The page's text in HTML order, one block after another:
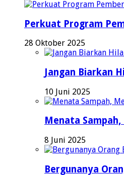
Perkuat Program
28 Oktober 2025
Jangan Biarkan
10 Juni 2025
Menata
8 Juni 2025
Bergunanya